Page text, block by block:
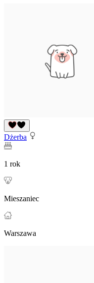
Dżerba
1 rok
Mieszaniec
Warszawa